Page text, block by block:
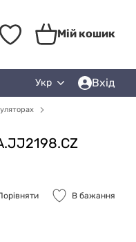
Мій кошик
Укр Вхід
В бажання